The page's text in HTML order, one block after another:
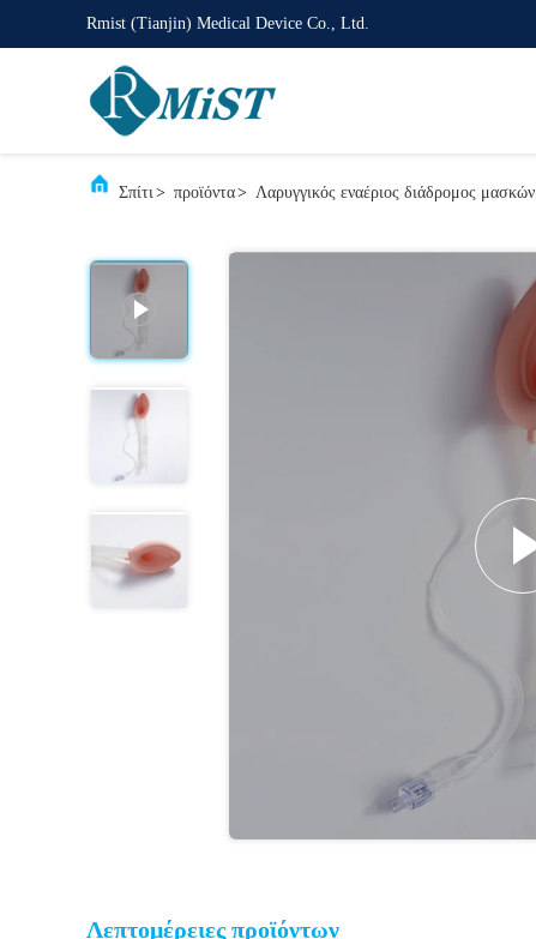
Rmist (Tianjin) Medical Device Co., Ltd.
Σπίτι> προϊόντα> Λαρυγγικός εναέριος διάδρομος μασκών
Λεπτομέρειες προϊόντων